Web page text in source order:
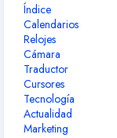
Índice
Calendarios
Relojes
Cámara
Traductor
Cursores
Tecnología
Actualidad
Marketing